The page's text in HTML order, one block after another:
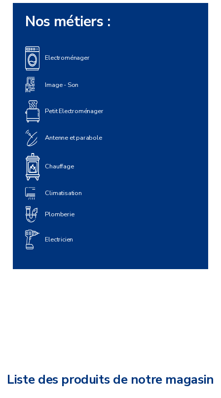
Nos métiers :
Electroménager
Image - Son
Petit Electroménager
Antenne et parabole
Chauffage
Climatisation
Plomberie
Electricien
Liste des produits de notre magasin